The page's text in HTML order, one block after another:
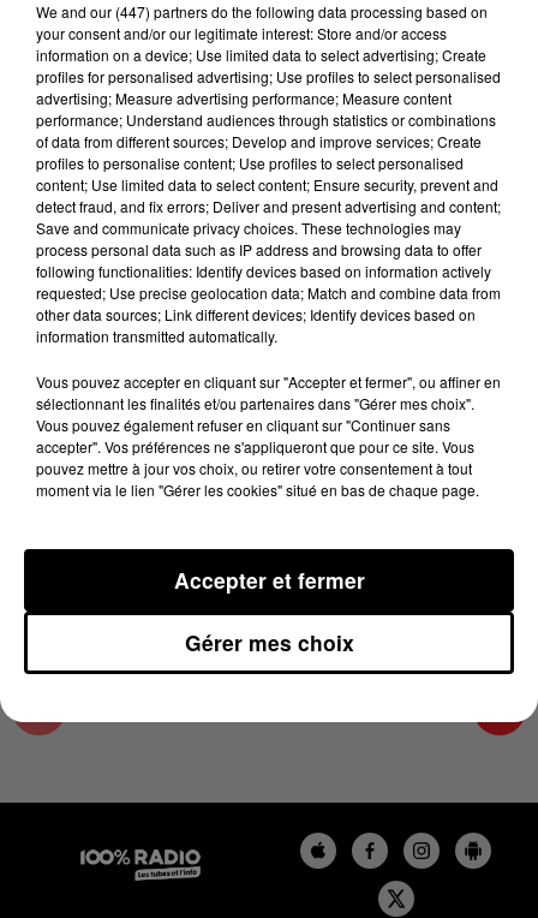
Lecture (1 min 13 sec)
100%
100% Radio l'agenda du Comminges
29 avril 2025 - 1 min 13 sec
L'AGENDA DU COMMINGES DU 29/04/2025 À
13H30
L'AGENDA DU COMMINGES
We and our (447) partnersdo the following data processing based on
your consent and/or our legitimate interest: Store and/or access
information on a device; Use limited data to select advertising; Create
profiles for personalised advertising; Use profiles to select personalised
advertising; Measure advertising performance; Measure content
performance; Understand audiences through statistics or combinations
of data from different sources; Develop and improve services; Create
profiles to personalise content; Use profiles to select personalised
content; Use limited data to select content; Ensure security, prevent and
detect fraud, and fix errors; Deliver and present advertising and content;
Save and communicate privacy choices. These technologies may
process personal data such as IP address and browsing data to offer
following functionalities: Identify devices based on information actively
requested; Use precise geolocation data; Match and combine data from
other data sources; Link different devices; Identify devices based on
information transmitted automatically.
Vous pouvez accepter en cliquant sur "Accepter et fermer", ou affiner en
sélectionnant les finalités et/ou partenaires dans "Gérer mes choix".
Vous pouvez également refuser en cliquant sur "Continuer sans
accepter". Vos préférences ne s'appliqueront que pour ce site. Vous
pouvez mettre à jour vos choix, ou retirer votre consentement à tout
moment via le lien "Gérer les cookies" situé en bas de chaque page.
Gérer mes choix
Accepter et fermer